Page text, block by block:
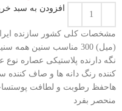
افزودن به سبد
مشخصات کلی کشور سازنده
نگه دارنده پلاستیکی عصاره
کننده رنگ دانه ها و صاف
هاحفظ رطوبت و لطافت
منحصر بفرد